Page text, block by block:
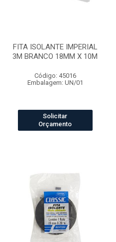
FITA ISOLANTE IMPERIAL
3M BRANCO 18MM X 10M
Código: 45016
Embalagem: UN/01
Solicitar
Orçamento